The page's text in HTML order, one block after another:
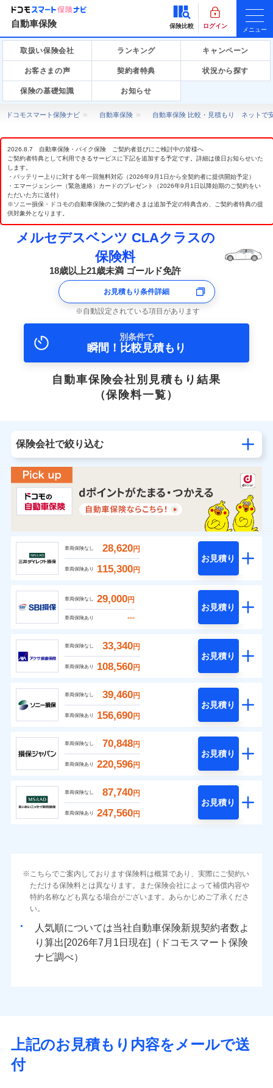
自動車保険 保険比較 ログイン
メニュー
取扱い保険会社 ランキング キャンペーン
お客さまの声 契約者特典 状況から探す
保険の基礎知識 お知らせ
ドコモスマート保険ナビ 自動車保険 自動車保険 比較・見積もり ネットで
2026.8.7 自動車保険・バイク保険 ご契約者並びにご検討中の皆様へ
ご契約者特典として利用できるサービスに下記を追加する予定です。詳細は後日お知らせいた
します。
・バッテリー上りに対する年一回無料対応（2026年9月1日から全契約者に提供開始予定）
・エマージェンシー（緊急連絡）カードのプレゼント（2026年9月1日以降始期のご契約をい
ただいた方に送付）
※ソニー損保・ドコモの自動車保険のご契約者さまは追加予定の特典含め、ご契約者特典の提
供対象外となります。
メルセデスベンツ CLAクラスの
保険料
18歳以上21歳未満 ゴールド免許
お見積もり条件詳細
自動設定されている項目があります
別条件で
瞬間！比較見積もり
自動車保険会社別見積もり結果
（保険料一覧）
保険会社で絞り込む
車両保険なし 28,620円
車両保険あり 115,300円
お見積り
車両保険なし 29,000円
車両保険あり ---
お見積り
車両保険なし 33,340円
車両保険あり 108,560円
お見積り
車両保険なし 39,460円
車両保険あり 156,690円
お見積り
車両保険なし 70,848円
車両保険あり 220,596円
お見積り
車両保険なし 87,740円
車両保険あり 247,560円
お見積り
こちらでご案内しております保険料は概算であり、実際にご契約い
ただける保険料とは異なります。また保険会社によって補償内容や
特約名称なども異なる場合がございます。あらかじめご了承くださ
い。
人気順については当社
新規契約者数よ
り算出[
年 月
日現在]（ドコモスマート保険
ナビ調べ）
上記のお見積もり内容をメールで送
付